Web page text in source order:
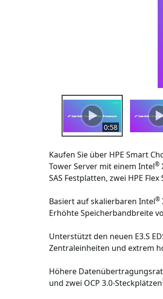
0:58
Kaufen Sie über HPE Smart
Tower Server mit einem Intel®
SAS Festplatten, zwei HPE
Basiert auf skalierbaren Intel®
Erhöhte Speicherbandbreite
Unterstützt den neuen E3.S
Zentraleinheiten und extrem
Höhere
und zwei OCP 3.0-Steckplätzen